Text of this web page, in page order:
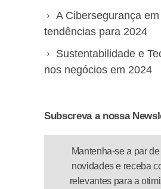
A Cibersegurança
tendências para 2024
Sustentabilidade e
nos negócios em 2024
Subscreva a nossa
Mantenha-se a par
novidades e receba
relevantes para a